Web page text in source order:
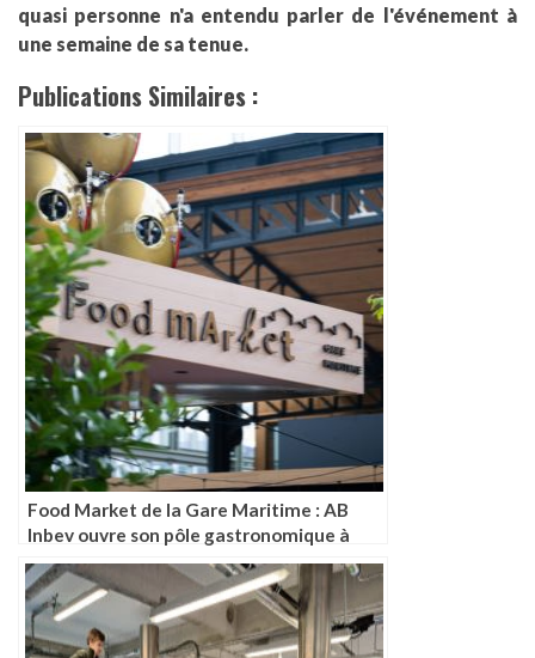
quasi personne n'a entendu parler de l'événement à
une semaine de sa tenue.
Publications Similaires :
Food Market de la Gare Maritime : AB
Inbev ouvre son pôle gastronomique à
Bruxelles